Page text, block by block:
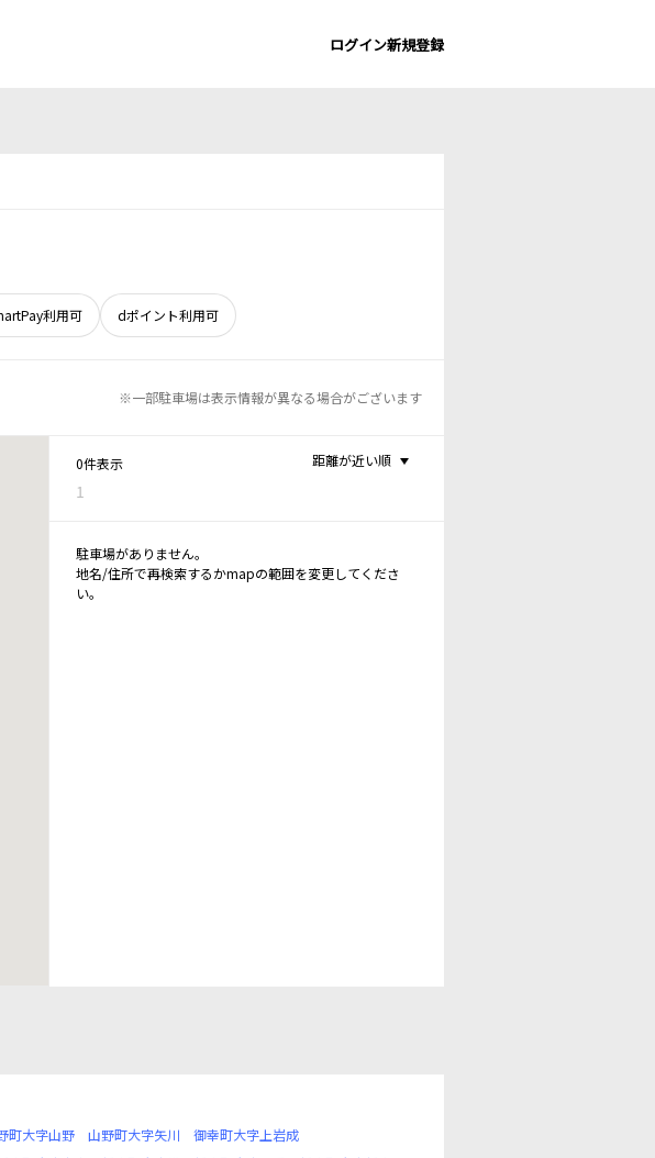
ログイン新規登録
利用可 dポイント利用可
※一部駐車場は表示情報が異なる場合がございます
0件表示
1
距離が近い順
駐車場がありません。
地名/住所で再検索するかmapの範囲を変更してくださ
い。
町大字山野 山野町大字矢川
御幸町大字上岩成